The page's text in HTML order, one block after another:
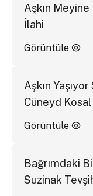
Aşkın
İlahi
Görüntüle
Aşkın
Cüneyd
Görüntüle
Bağrımdaki
Suzinak